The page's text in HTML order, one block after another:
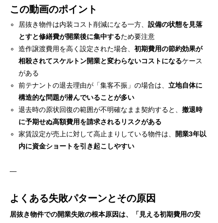
この動画のポイント
居抜き物件は内装コスト削減になる一方、設備の状態を見落
とすと修繕費が開業後に集中するため要注意
造作譲渡費用を高く設定された場合、初期費用の節約効果が
相殺されてスケルトン開業と変わらないコストになるケース
がある
前テナントの退去理由が「集客不振」の場合は、立地自体に
構造的な問題が潜んでいることが多い
退去時の原状回復の範囲が不明確なまま契約すると、撤退時
に予期せぬ高額費用を請求されるリスクがある
家賃設定が売上に対して高止まりしている物件は、 開業3年以
内に資金ショートを引き起こしやすい
—
よくある失敗パターンとその原因
居抜き物件での開業失敗の根本原因は、「見える初期費用の安